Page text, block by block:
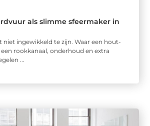
als slimme sfeermaker in
niet ingewikkeld te zijn. Waar een hout-
rookkanaal, onderhoud en extra
...